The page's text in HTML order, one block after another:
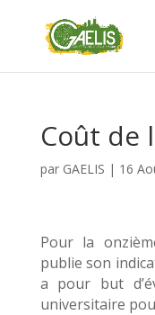
Coût de
par GAELIS | 16
Pour la
publie son
a pour but
universitaire